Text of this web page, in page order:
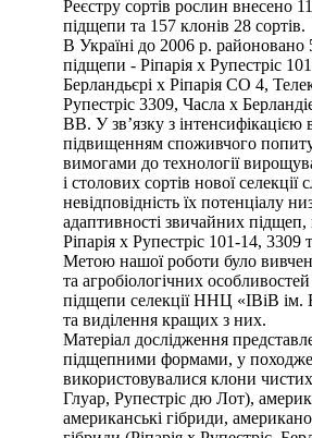
Реєстру сортів рослин внесено
підщепи та 157 клонів 28 сортів.
В Україні до 2006 р. районовано
підщепи - Ріпарія х Рупестріс
Берландьєрі х Ріпарія СО 4,
Рупестріс 3309, Часла х
ВВ. У зв’язку з інтенсифікацією
підвищенням споживчого
вимогами до технології
і столових сортів нової селекції
невідповідність їх потенціалу
адаптивності звичайних
Ріпарія х Рупестріс 101-14, 3309
Метою нашої роботи було
та агробіологічних
підщепи селекції ННЦ «ІВіВ ім.
та виділення кращих з них.
Матеріал дослідження
підщепними формами, у
використовувалися клони
Глуар, Рупестріс дю Лот),
американські гібриди,